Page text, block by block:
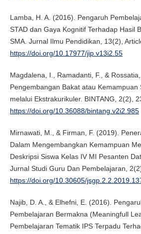
Lamba, H. A. (2016). Pengaruh
STAD dan Gaya Kognitif Terhadap Hasil
SMA. Jurnal Ilmu Pendidikan, 13(2),
https://doi.org/10.17977/jip.v13i2.55
Magdalena, I., Ramadanti, F., &
Pengembangan Bakat atau Kemampuan
melalui Ekstrakurikuler. BINTANG, 2(2),
https://doi.org/10.36088/bintang.v2i2.985
Mirnawati, M., & Firman, F. (2019).
Dalam Mengembangkan Kemampuan
Deskripsi Siswa Kelas IV MI Pesanten
Jurnal Studi Guru Dan Pembelajaran,
https://doi.org/10.30605/
Najib, D. A., & Elhefni, E. (2016).
Pembelajaran Bermakna (Meaningfull
Pembelajaran Tematik IPS Terpadu